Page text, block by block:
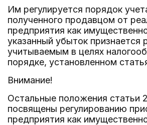
Им регулируется порядок
полученного продавцом от
предприятия как
указанный убыток признается
учитываемым в целях
порядке, установленном
Внимание!
Остальные положения статьи
посвящены регулированию
предприятия как